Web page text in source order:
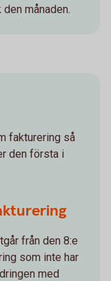
månaden.
fakturering så
den första i
från den 8:e
som inte har
med